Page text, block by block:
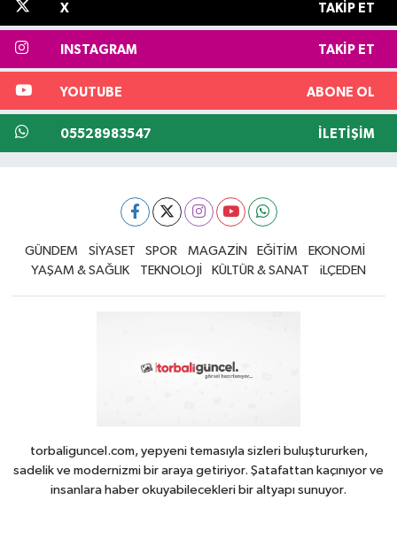
X TAKIP ET
INSTAGRAM TAKIP ET
YOUTUBE ABONE OL
05528983547 İLETIŞIM
GÜNDEM SİYASET SPOR MAGAZİN EĞİTİM
EKONOMİ
YAŞAM & SAĞLIK
TEKNOLOJİ KÜLTÜR & SANAT iLÇEDEN
torbaliguncel.com, yepyeni temasıyla sizleri buluştururken,
sadelik ve modernizmi bir araya getiriyor. Şatafattan kaçınıyor ve
insanlara haber okuyabilecekleri bir altyapı sunuyor.